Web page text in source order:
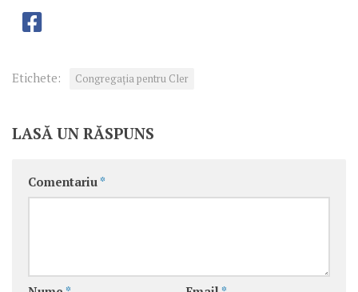
Etichete: Congregaţia pentru Cler
LASĂ UN RĂSPUNS
Comentariu *